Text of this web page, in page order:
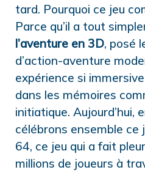
tard. Pourquoi ce jeu
Parce qu’il a tout
l’aventure en 3D, posé
d’action-aventure
expérience si
dans les mémoires
initiatique. Aujourd’hui,
célébrons ensemble ce
64, ce jeu qui a fait
millions de joueurs à